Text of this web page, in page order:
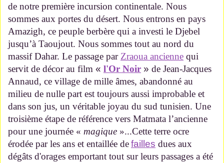
de notre première incursion continentale. Nous
sommes aux portes du désert. Nous entrons en pays
Amazigh, ce peuple berbère qui a investi le Djebel
jusqu’à Taoujout. Nous sommes tout au nord du
massif Dahar. Le passage par Zraoua ancienne qui
servit de décor au film « l'Or Noir » de Jean-Jacques
Annaud, ce village de mille âmes, abandonné au
milieu de nulle part est toujours aussi improbable et
dans son jus, un véritable joyau du sud tunisien. Une
troisième étape de référence vers Matmata l’ancienne
pour une journée « magique »...Cette terre ocre
érodée par les ans et entaillée defailles dues aux
dégâts d'orages emportant tout sur leurs passages a été